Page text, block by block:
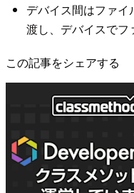
デバイス間はファ
渡し、デバイスでフ
この記事をシェアする